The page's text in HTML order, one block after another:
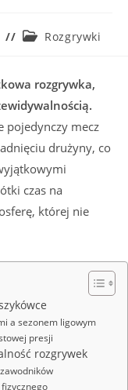
PostRozgrywki
rozgrywka,
pojedynczy mecz
drużyny, co
czas na
której nie
a sezonem ligowym
presji
rozgrywek